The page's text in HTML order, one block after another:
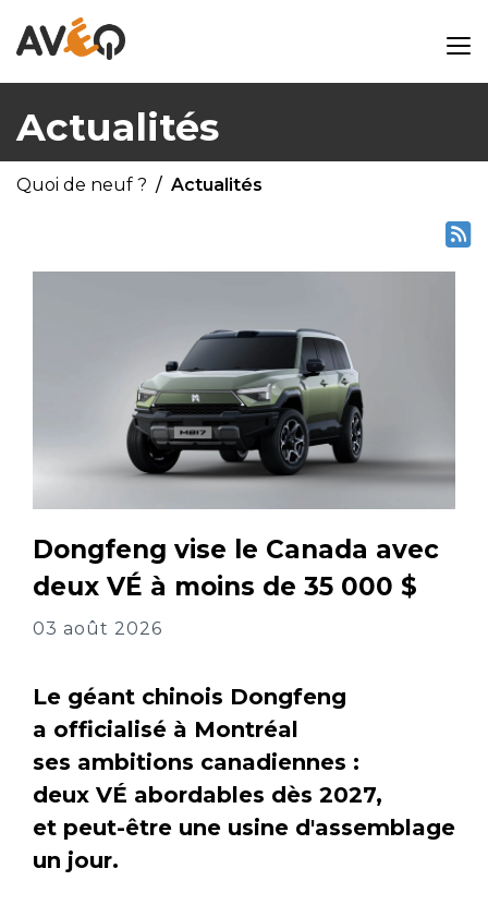
Actualités
Quoi de neuf ? Actualités
Dongfeng vise le Canada avec
deux VÉ à moins de 35 000 $
03 août 2026
Le géant chinois Dongfeng
a officialisé à Montréal
ses ambitions canadiennes :
deux VÉ abordables dès 2027,
et peut-être une usine d'assemblage
un jour.